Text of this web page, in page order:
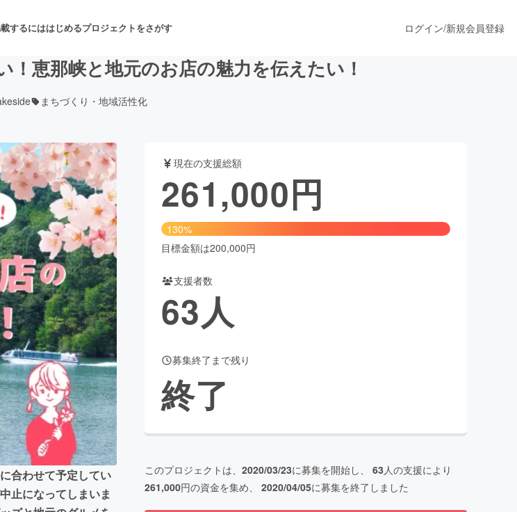
するにははじめるプロジェクトをさがす
舞台・パフォーマンス
フード・飲食店 ファッション
アニメ・漫画
ビューティー・ヘルスケア
Social GoodCAMPFIRE Creation
るさと納税machi-yaコミュニティ
ログイン/新規会員登録
恵那峡と地元のお店の魅力を伝えたい！
まちづくり・地域活性化
合わせて予定してい
止になってしまいま
現在の支援総額
261,000円
130%
目標金額は200,000円
支援者数
63人
募集終了まで残り
終了
このプロジェクトは、 2020/03/23に募集を開始し、 63人の支援により
261,000円の資金を集め、 2020/04/05に募集を終了しました